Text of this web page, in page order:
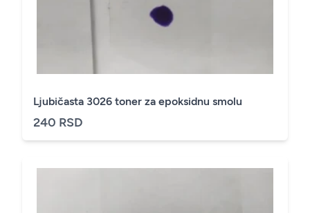
Ljubičasta 3026 toner za epoksidnu smolu
240 RSD